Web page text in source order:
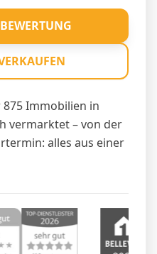
Immobilien in
vermarktet – von der
alles aus einer